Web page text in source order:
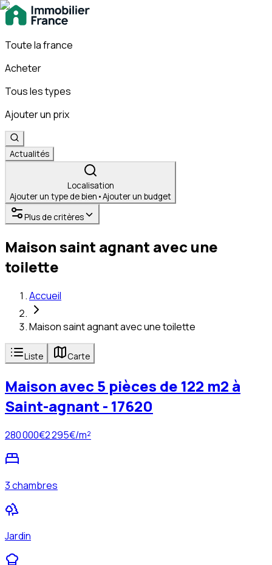
Toute la france
Acheter
Tous les types
Ajouter un prix
Actualités
Localisation
Ajouter un type de bien •Ajouter un budget
Plus de critères
Maison saint agnant avec une
toilette
Accueil
Maison saint agnant avec une toilette
Liste Carte
Maison avec 5 pièces de 122 m2 à
Saint-agnant - 17620
280 000€2 295€/m²
3 chambres
Jardin